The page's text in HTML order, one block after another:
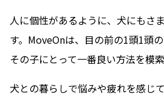
人に個性があるように、犬にもさ
す。MoveOnは、目の前の1頭1頭
その子にとって一番良い方法を模
犬との暮らしで悩みや疲れを感じ